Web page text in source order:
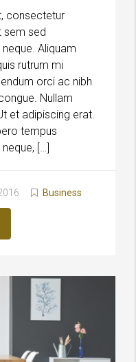
consectetur
sem sed
Aliquam
rutrum mi
orci ac nibh
Nullam
et adipiscing erat.
tempus
[…]
Business